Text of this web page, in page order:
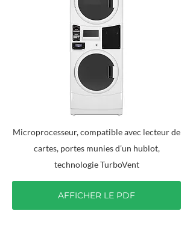
Microprocesseur, compatible avec lecteur de
cartes, portes munies d’un hublot,
technologie TurboVent
AFFICHER LE PDF